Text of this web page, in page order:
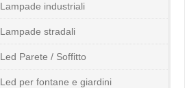
Lampade industriali
Lampade stradali
Led Parete / Soffitto
Led per fontane e giardini